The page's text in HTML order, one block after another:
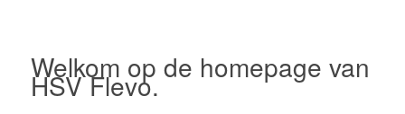
Welkom op de homepage van
HSV Flevo.